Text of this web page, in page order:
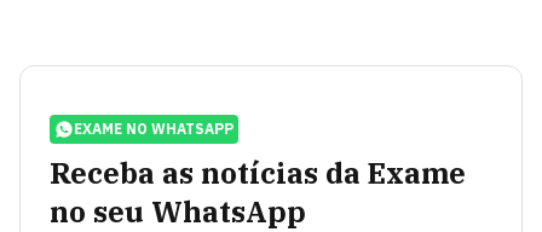
EXAME NO WHATSAPP
Receba as notícias da Exame
no seu WhatsApp